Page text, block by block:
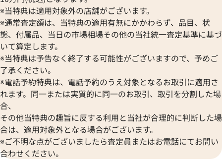
※当特典は適用対象外の店舗がございます。
※通常査定額は、当特典の適用有無にかかわらず、品目、状
態、付属品、当日の市場相場その他の当社統一査定基準に基づ
いて算定します。
※当特典は予告なく終了する可能性がございますので、予めご
了承ください。
※電話予約特典は、電話予約のうえ対象となるお取引に適用さ
れます。同一または実質的に同一のお取引、取引を分割した場
合、
その他当特典の趣旨に反する利用と当社が合理的に判断した場
合は、適用対象外となる場合がございます。
※ご不明な点がございましたら査定員またはお電話にてお問い
合わせください。